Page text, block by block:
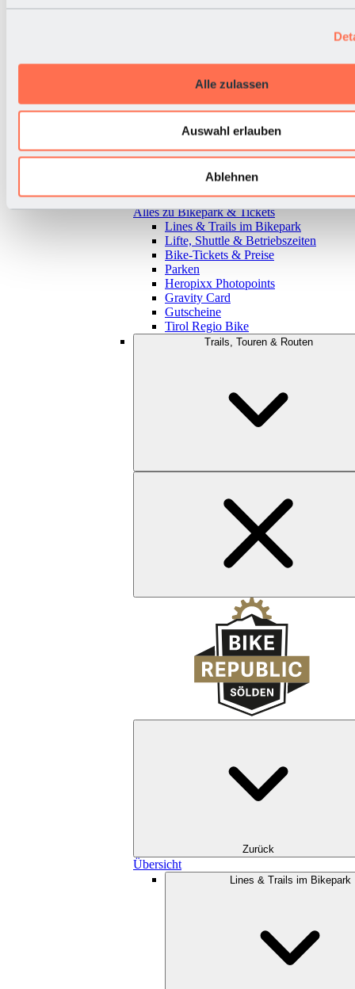
Alle zulassen
Auswahl erlauben
Ablehnen
Zurück
Alles zu Bikepark & Tickets
Lines & Trails im Bikepark
Lifte, Shuttle & Betriebszeiten
Bike-Tickets & Preise
Parken
Heropixx Photopoints
Gravity Card
Gutscheine
Tirol Regio Bike
Trails, Touren & Routen
Zurück
Übersicht
Lines & Trails im Bikepark